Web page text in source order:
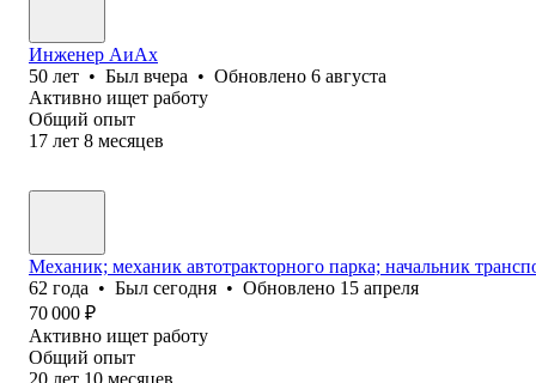
Инженер АиАх
50 лет • Был вчера • Обновлено 6 августа
Активно ищет работу
Общий опыт
17 лет 8 месяцев
Механик; механик автотракторного парка; начальник
62 года • Был сегодня • Обновлено 15 апреля
70 000 ₽
Активно ищет работу
Общий опыт
20 лет 10 месяцев